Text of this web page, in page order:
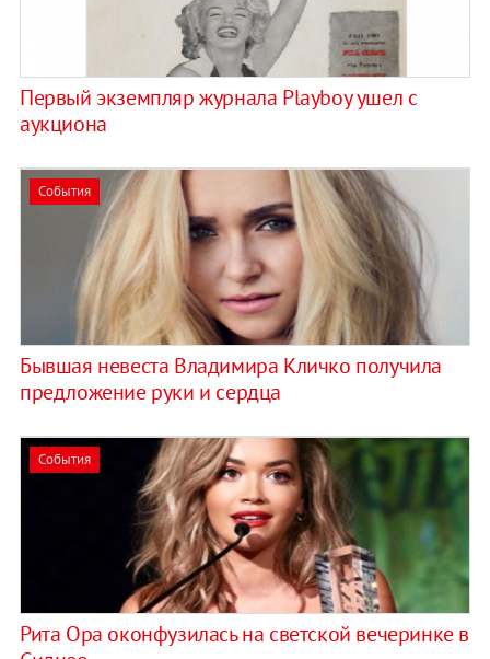
Первый экземпляр журнала Playboy ушел с
аукциона
События
Бывшая невеста Владимира Кличко получила
предложение руки и сердца
События
Рита Ора оконфузилась на светской вечеринке в